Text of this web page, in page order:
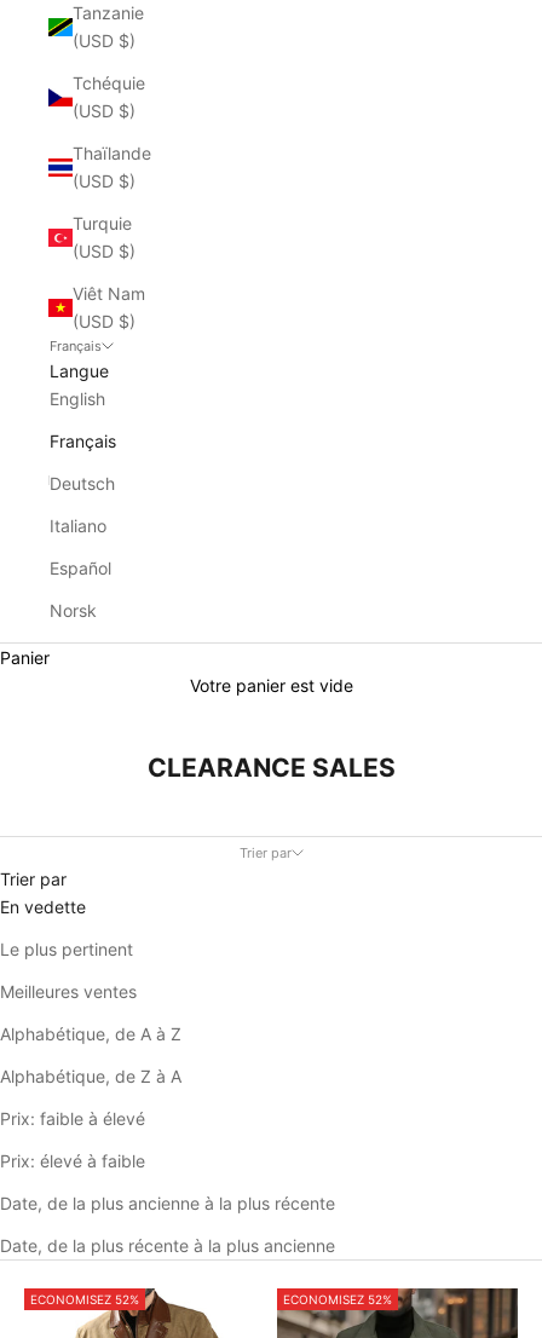
Tanzanie
(USD $)
Tchéquie
(USD $)
Thaïlande
(USD $)
Turquie
(USD $)
Viêt Nam
(USD $)
Français
Langue
English
Français
Deutsch
Italiano
Español
Norsk
Panier
Votre panier est vide
CLEARANCE SALES
Trier par
Trier par
En vedette
Le plus pertinent
Meilleures ventes
Alphabétique, de A à Z
Alphabétique, de Z à A
Prix: faible à élevé
Prix: élevé à faible
Date, de la plus ancienne à la plus récente
Date, de la plus récente à la plus ancienne
ECONOMISEZ 52% ECONOMISEZ 52%